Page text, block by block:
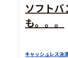
ソフトバ
も。。。
キャッシュレス決